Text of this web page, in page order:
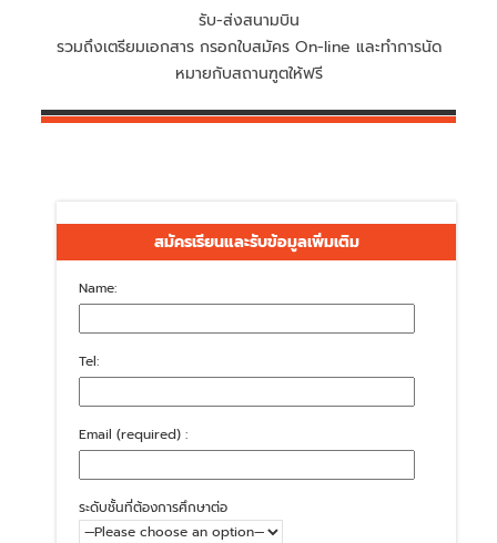
รับ-ส่งสนามบิน
รวมถึงเตรียมเอกสาร กรอกใบสมัคร On-line และทำการนัด
หมายกับสถานฑูตให้ฟรี
สมัครเรียนและรับข้อมูลเพิ่มเติม
Name:
Tel:
Email (required) :
ระดับชั้นที่ต้องการศึกษาต่อ